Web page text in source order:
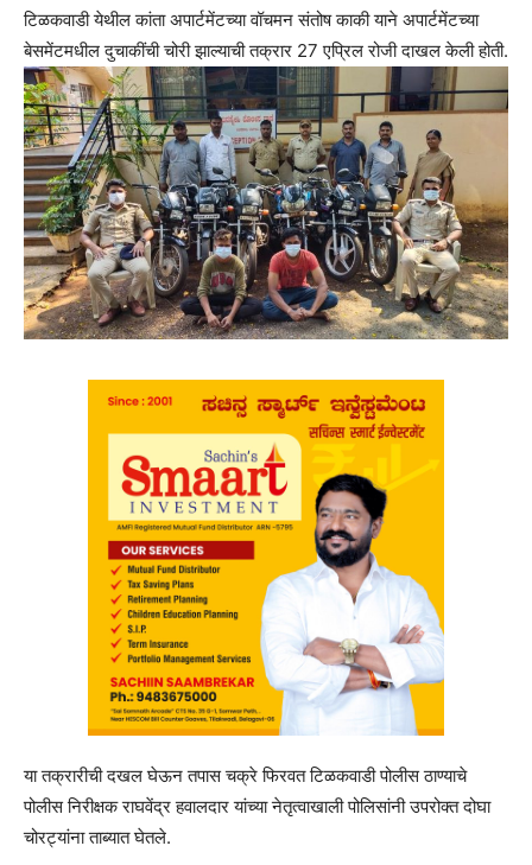
टिळकवाडी येथील कांता अपार्टमेंटच्या वॉचमन संतोष काकी याने अपार्टमेंटच्या
बेसमेंटमधील दुचाकींची चोरी झाल्याची तक्रार 27 एप्रिल रोजी दाखल केली होती.
या तक्रारीची दखल घेऊन तपास चक्रे फिरवत टिळकवाडी पोलीस ठाण्याचे
पोलीस निरीक्षक राघवेंद्र हवालदार यांच्या नेतृत्वाखाली पोलिसांनी उपरोक्त दोघा
चोरट्यांना ताब्यात घेतले.